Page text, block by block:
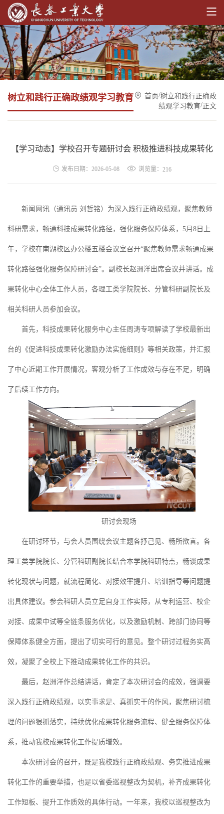
树立和践行正确政绩观学习教育 首页/树立和践行正确政
绩观学习教育/正文
【学习动态】学校召开专题研讨会 积极推进科技成果转化
发布日期：2026-05-08 浏览量： 216
新闻网讯（通讯员 刘哲铭） 为深入践行正确政绩观，聚焦教师
科研需求，畅通科技成果转化路径，强化服务保障体系，5月8日上
午，学校在南湖校区办公楼五楼会议室召开“聚焦教师需求畅通成果
转化路径强化服务保障研讨会”。副校长赵洲洋出席会议并讲话。成
果转化中心全体工作人员，各理工类学院院长、分管科研副院长及
相关科研人员参加会议。
首先，科技成果转化服务中心主任周涛专项解读了学校最新出
台的《促进科技成果转化激励办法实施细则》等相关政策，并汇报
了中心近期工作开展情况，客观分析了工作成效与存在不足，明确
了后续工作方向。
研讨会现场
在研讨环节，与会人员围绕会议主题各抒己见、畅所欲言。各
理工类学院院长、分管科研副院长结合本学院科研特点，畅谈成果
转化现状与问题，就流程简化、对接效率提升、培训指导等问题提
出具体建议。参会科研人员立足自身工作实际，从专利运营、校企
对接、成果中试等全链条服务优化，以及激励机制、跨部门协同等
保障体系健全方面，提出了切实可行的意见。整个研讨过程务实高
效，凝聚了全校上下推动成果转化工作的共识。
最后，赵洲洋作总结讲话，肯定了本次研讨会的成效，强调要
深入践行正确政绩观，以实事求是、真抓实干的作风，聚焦研讨梳
理的问题狠抓落实，持续优化成果转化服务流程、健全服务保障体
系，推动我校成果转化工作提质增效。
本次研讨会的召开，既是我校践行正确政绩观、务实推进成果
转化工作的重要举措，也是以省委巡视整改为契机，补齐成果转化
工作短板、提升工作质效的具体行动。一年来，我校以巡视整改为